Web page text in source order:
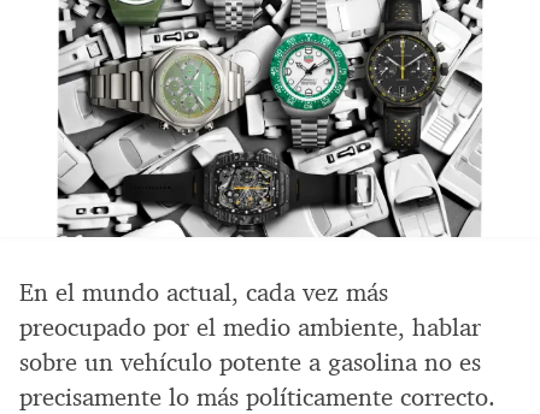
En el mundo actual, cada vez más
preocupado por el medio ambiente, hablar
sobre un vehículo potente a gasolina no es
precisamente lo más políticamente correcto.